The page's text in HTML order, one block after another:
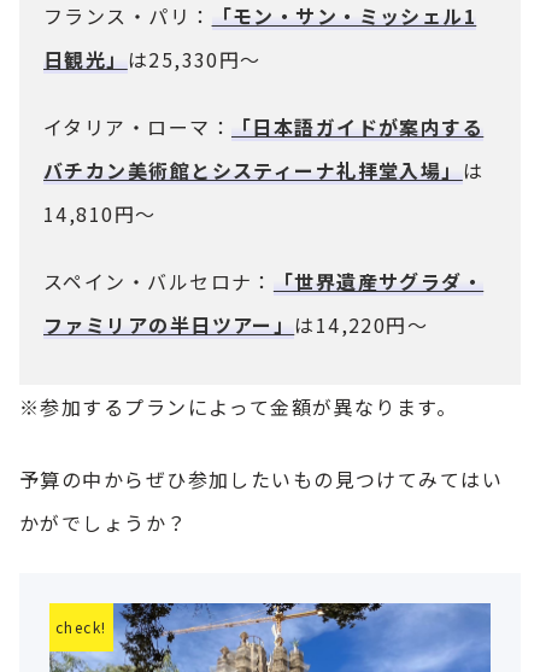
フランス・パリ：
「モン・サン・ミッシェル1
日観光」 は25,330円～
イタリア・ローマ：
「日本語ガイドが案内する
バチカン美術館とシスティーナ礼拝堂入場」 は
14,810円～
スペイン・バルセロナ：
「世界遺産サグラダ・
ファミリアの半日ツアー」 は14,220円～
※参加するプランによって金額が異なります。
予算の中からぜひ参加したいもの見つけてみてはい
かがでしょうか？